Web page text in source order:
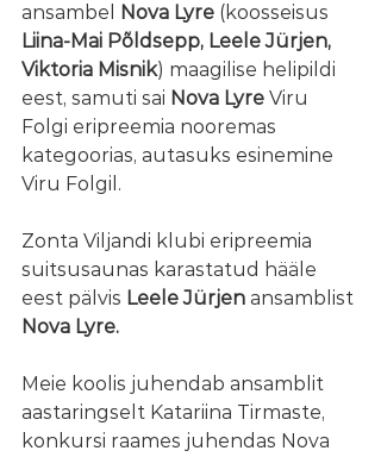
ansambel
Nova Lyre (koosseisus
Liina-Mai Põldsepp, Leele Jürjen,
Viktoria Misnik) maagilise helipildi
eest, samuti sai Nova Lyre Viru
Folgi eripreemia nooremas
kategoorias, autasuks esinemine
Viru Folgil.
Zonta Viljandi klubi eripreemia
suitsusaunas karastatud hääle
eest pälvis Leele Jürjen ansamblist
Nova Lyre.
Meie koolis juhendab ansamblit
aastaringselt Katariina Tirmaste,
konkursi raames juhendas Nova